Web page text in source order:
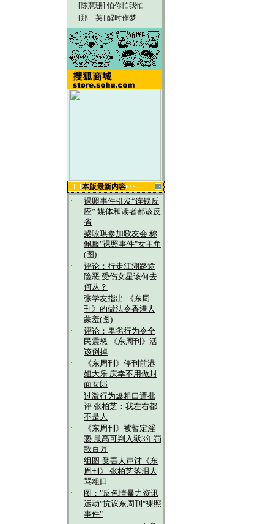
[陈慧珊] 怕你怕我怕
[那 英] 醒时作梦
本版最新内容
·
裸照事件引发“连锁反
应” 媒体和读者都该反
省
·
梁咏琪参加歌友会 称
佩服"裸照事件"女主角
(图)
·
评论：行走江湖路途
险恶 受伤女星该何去
何从？
·
张学友指出:《东周
刊》的做法令香港人
蒙羞(图)
·
评论：卑劣行为令全
民震怒 《东周刊》活
该倒掉
·
《东周刊》停刊前港
姐大乐 庆幸不用做封
面女郎
·
过激行为爆粗口遭批
评 张柏芝：我左右都
不是人
·
《东周刊》被暂定淫
亵 最高可判入狱3年罚
款百万
·
组图:受害人声讨《东
周刊》 张柏芝落泪大
骂粗口
·
图："反色情暴力资讯
运动"抗议东周刊"裸照
事件"